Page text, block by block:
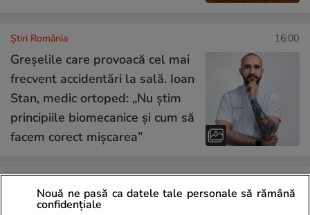
Știri România 16:00
Greșelile care provoacă cel mai
frecvent accidentări la sală. Ioan
Stan, medic ortoped: „Nu știm
principiile biomecanice și cum să
facem corect mișcarea”
Generalul Gheorghiță Vlad,
Nouă ne pasă ca datele tale personale să rămână
confidențiale